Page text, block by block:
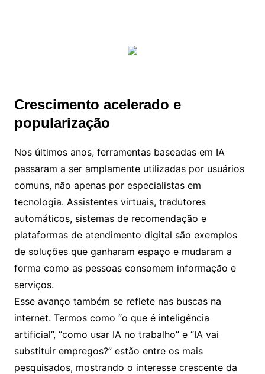
Crescimento acelerado e
popularização
Nos últimos anos, ferramentas baseadas em IA
passaram a ser amplamente utilizadas por usuários
comuns, não apenas por especialistas em
tecnologia. Assistentes virtuais, tradutores
automáticos, sistemas de recomendação e
plataformas de atendimento digital são exemplos
de soluções que ganharam espaço e mudaram a
forma como as pessoas consomem informação e
serviços.
Esse avanço também se reflete nas buscas na
internet. Termos como “o que é inteligência
artificial”, “como usar IA no trabalho” e “IA vai
substituir empregos?” estão entre os mais
pesquisados, mostrando o interesse crescente da